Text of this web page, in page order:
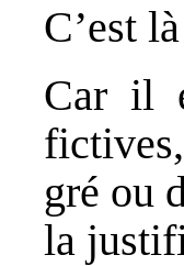
C’est
Car il
gré ou
la